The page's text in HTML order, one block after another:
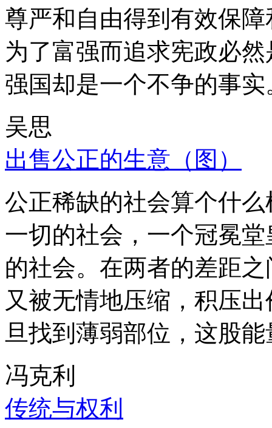
尊严和自由得到有效保
为了富强而追求宪政必
强国却是一个不争的事实
吴思
出售公正的生意（图）
公正稀缺的社会算个什
一切的社会，一个冠冕
的社会。在两者的差距
又被无情地压缩，积压
旦找到薄弱部位，这股
冯克利
传统与权利